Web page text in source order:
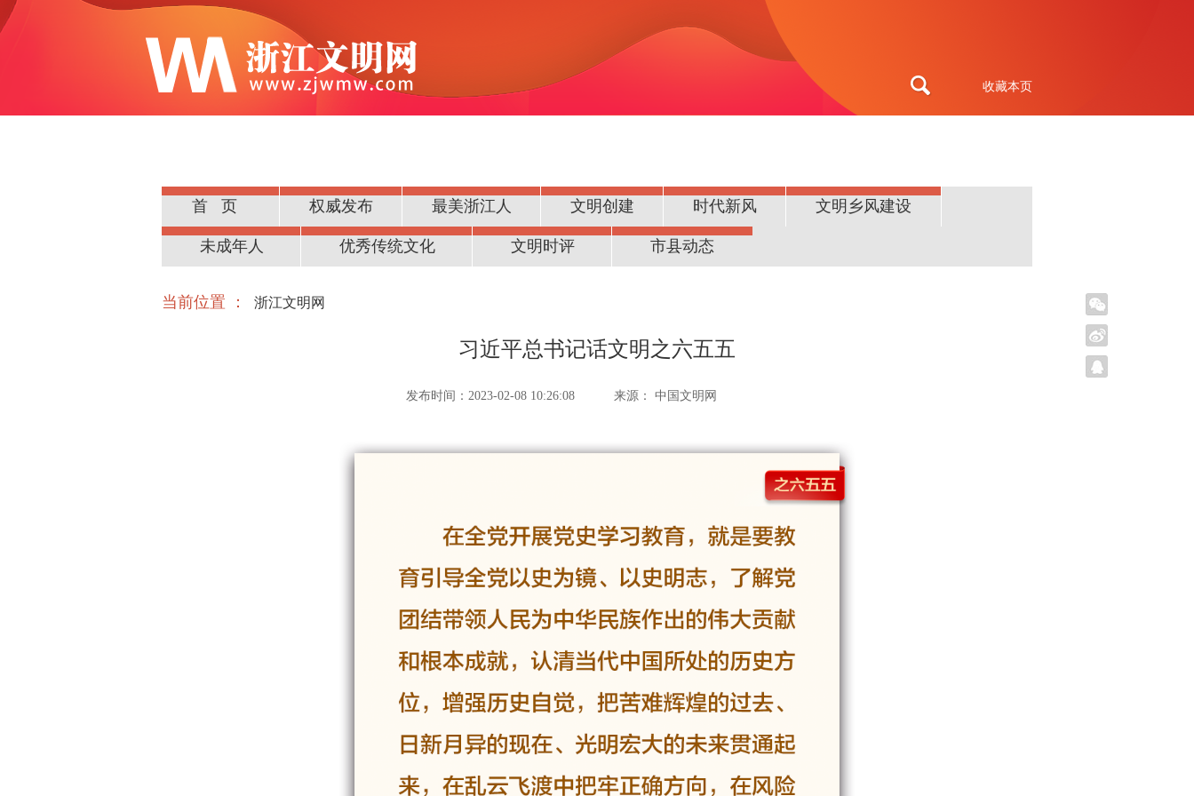
收藏本页
首页 权威发布 最美浙江人 文明创建 时代新风 文明乡风建设
公民道德
未成年人 优秀传统文化 文明时评 市县动态
当前位置 ： 浙江文明网
习近平总书记话文明之六五五
发布时间：2023-02-08 10:26:08 来源： 中国文明网